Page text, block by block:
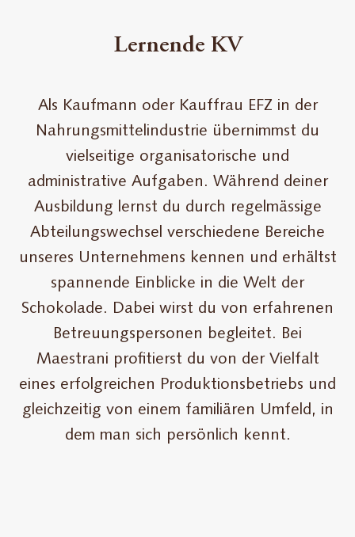
Lernende KV
Als Kaufmann oder Kauffrau EFZ in der
Nahrungsmittelindustrie übernimmst du
vielseitige organisatorische und
administrative Aufgaben. Während deiner
Ausbildung lernst du durch regelmässige
Abteilungswechsel verschiedene Bereiche
unseres Unternehmens kennen und erhältst
spannende Einblicke in die Welt der
Schokolade. Dabei wirst du von erfahrenen
Betreuungspersonen begleitet. Bei
Maestrani profitierst du von der Vielfalt
eines erfolgreichen Produktionsbetriebs und
gleichzeitig von einem familiären Umfeld, in
dem man sich persönlich kennt.